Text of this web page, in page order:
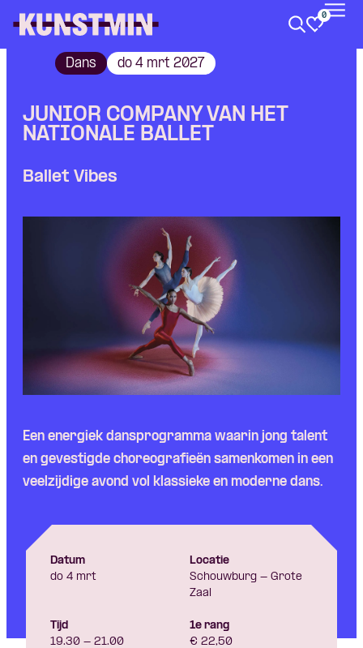
Skip navigatie
0
Dans do 4 mrt 2027
JUNIOR COMPANY VAN HET
NATIONALE BALLET
Ballet Vibes
Een energiek dansprogramma waarin jong talent
en gevestigde choreografieën samenkomen in een
veelzijdige avond vol klassieke en moderne dans.
Datum
do 4 mrt
Locatie
Schouwburg - Grote
Zaal
Tijd
19.30 - 21.00
1e rang
€ 22,50